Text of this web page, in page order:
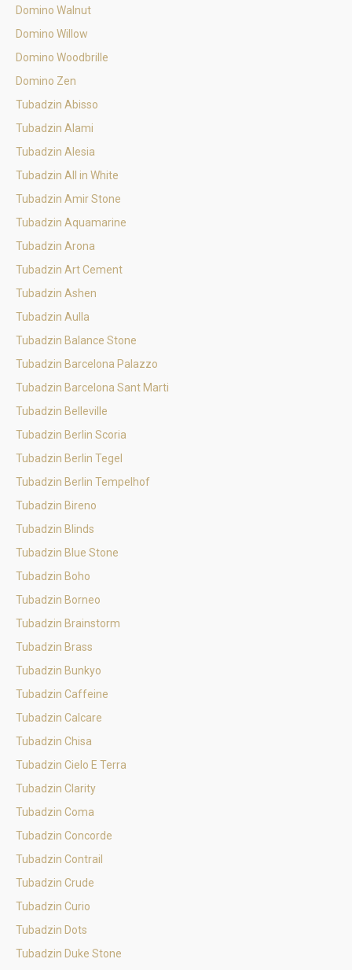
Domino Walnut
Domino Willow
Domino Woodbrille
Domino Zen
Tubadzin Abisso
Tubadzin Alami
Tubadzin Alesia
Tubadzin All in White
Tubadzin Amir Stone
Tubadzin Aquamarine
Tubadzin Arona
Tubadzin Art Cement
Tubadzin Ashen
Tubadzin Aulla
Tubadzin Balance Stone
Tubadzin Barcelona Palazzo
Tubadzin Barcelona Sant Marti
Tubadzin Belleville
Tubadzin Berlin Scoria
Tubadzin Berlin Tegel
Tubadzin Berlin Tempelhof
Tubadzin Bireno
Tubadzin Blinds
Tubadzin Blue Stone
Tubadzin Boho
Tubadzin Borneo
Tubadzin Brainstorm
Tubadzin Brass
Tubadzin Bunkyo
Tubadzin Caffeine
Tubadzin Calcare
Tubadzin Chisa
Tubadzin Cielo E Terra
Tubadzin Clarity
Tubadzin Coma
Tubadzin Concorde
Tubadzin Contrail
Tubadzin Crude
Tubadzin Curio
Tubadzin Dots
Tubadzin Duke Stone